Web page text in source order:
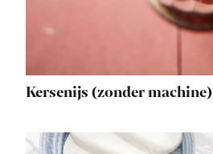
Kersenijs (zonder machine)